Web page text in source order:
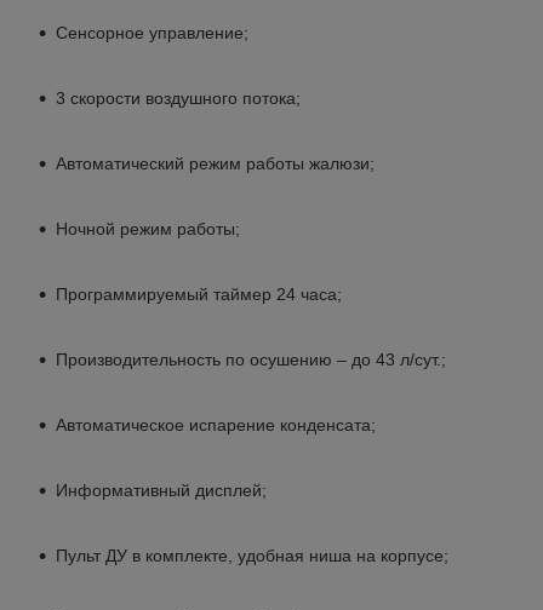
Сенсорное управление;
3 скорости воздушного потока;
Автоматический режим работы жалюзи;
Ночной режим работы;
Программируемый таймер 24 часа;
Производительность по осушению – до 43 л/сут.;
Автоматическое испарение конденсата;
Информативный дисплей;
Пульт ДУ в комплекте, удобная ниша на корпусе;